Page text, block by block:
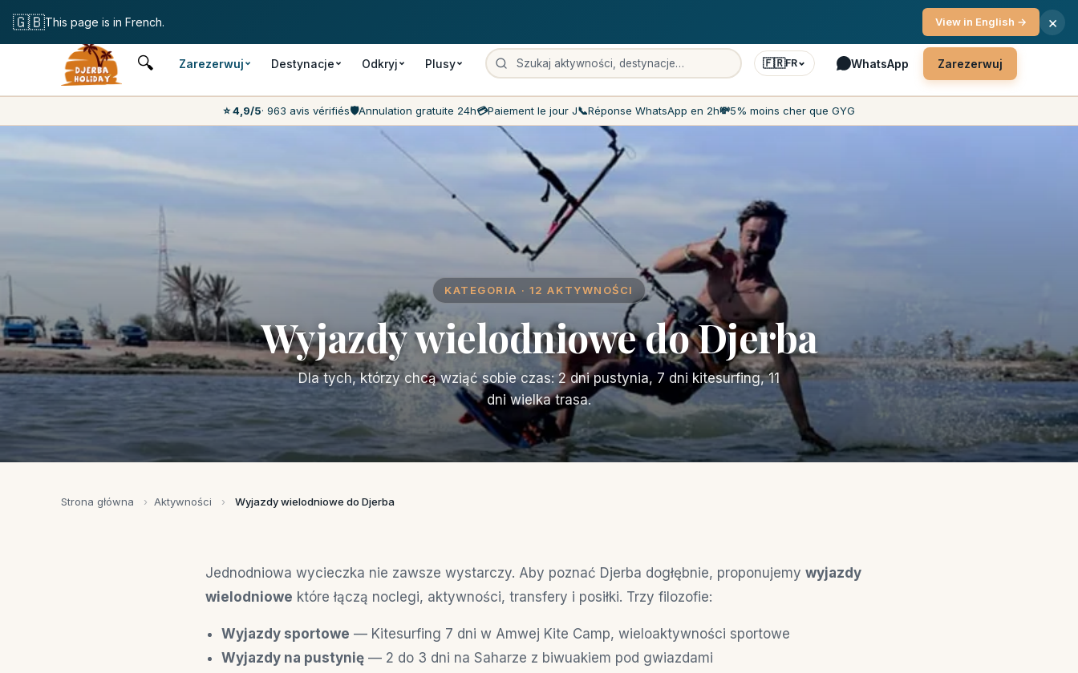
🔍 Zarezerwuj Destynacje Odkryj Plusy 🇫🇷FR WhatsApp Zarezerwuj
⭐ 4,9/5· 963 avis vérifiés🛡️Annulation gratuite 24h💳Paiement le jour J📞Réponse WhatsApp en 2h💸5% moins cher que GYG
KATEGORIA · 12 AKTYWNOŚCI
Wyjazdy wielodniowe do Djerba
Dla tych, którzy chcą wziąć sobie czas: 2 dni pustynia, 7 dni kitesurfing, 11
dni wielka trasa.
Strona główna › Aktywności › Wyjazdy wielodniowe do Djerba
Jednodniowa wycieczka nie zawsze wystarczy. Aby poznać Djerba dogłębnie, proponujemy wyjazdy
wielodniowe które łączą noclegi, aktywności, transfery i posiłki. Trzy filozofie:
Wyjazdy sportowe — Kitesurfing 7 dni w Amwej Kite Camp, wieloaktywności sportowe
Wyjazdy na pustynię — 2 do 3 dni na Saharze z biwuakiem pod gwiazdami
🇬🇧This page is in French. View in English → ×